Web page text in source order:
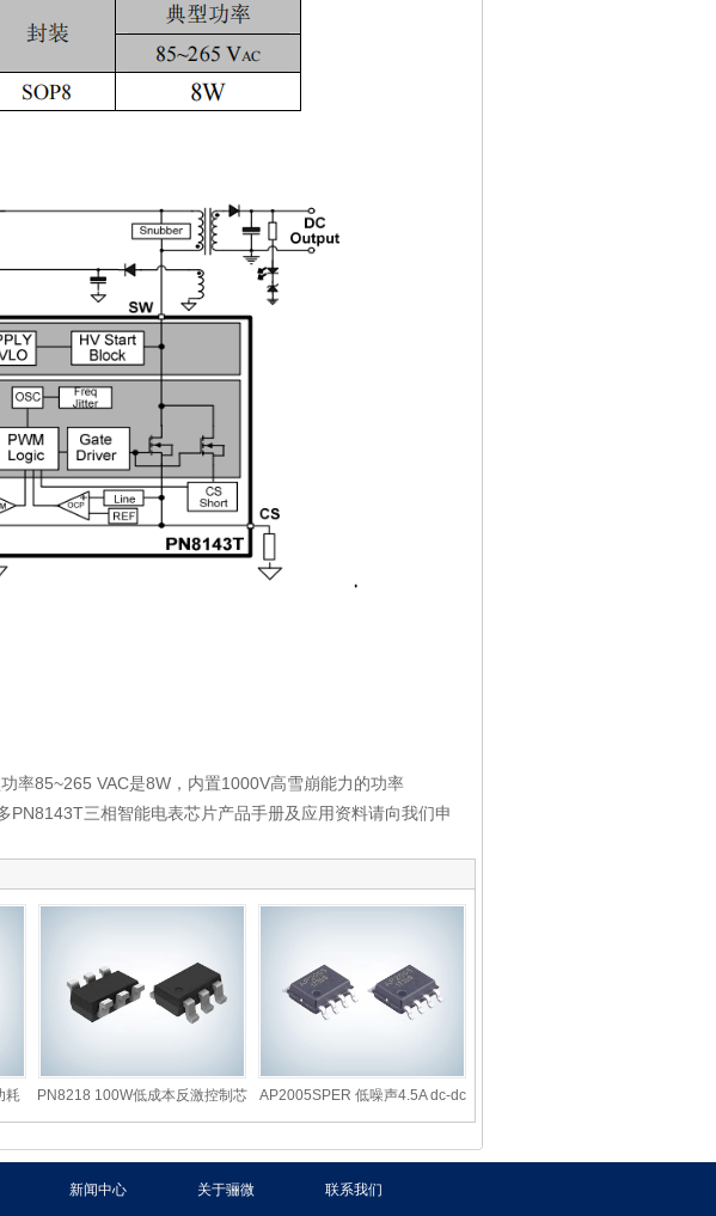
85~265 VAC是8W，内置1000V高雪崩能力的功率
三相智能电表芯片产品手册及应用资料请向我们申
耗
PN8218 100W低成本反激控制芯
AP2005SPER 低噪声4.5A dc-dc
新闻中心 关于骊微 联系我们